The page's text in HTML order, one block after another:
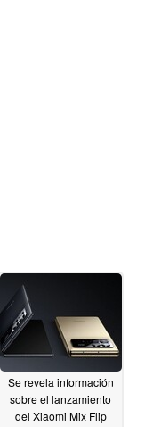
Se revela información
sobre el lanzamiento
del Xiaomi Mix Flip